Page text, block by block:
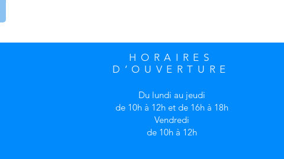
HORAIRES
D’OUVERTURE
Du lundi au jeudi
de 10h à 12h et de 16h à 18h
Vendredi
de 10h à 12h